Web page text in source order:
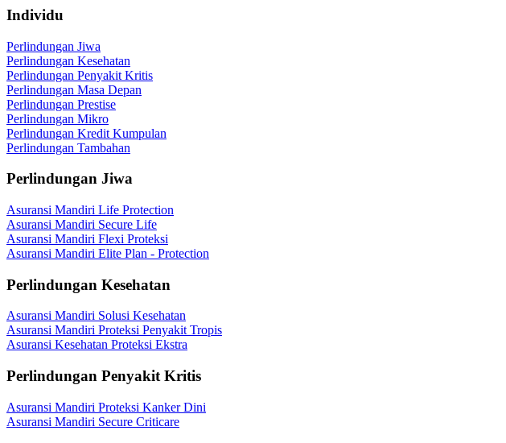
Individu
Perlindungan Jiwa
Perlindungan Kesehatan
Perlindungan Penyakit Kritis
Perlindungan Masa Depan
Perlindungan Prestise
Perlindungan Mikro
Perlindungan Kredit Kumpulan
Perlindungan Tambahan
Perlindungan Jiwa
Asuransi Mandiri Life Protection
Asuransi Mandiri Secure Life
Asuransi Mandiri Flexi Proteksi
Asuransi Mandiri Elite Plan - Protection
Perlindungan Kesehatan
Asuransi Mandiri Solusi Kesehatan
Asuransi Mandiri Proteksi Penyakit Tropis
Asuransi Kesehatan Proteksi Ekstra
Perlindungan Penyakit Kritis
Asuransi Mandiri Proteksi Kanker Dini
Asuransi Mandiri Secure Criticare